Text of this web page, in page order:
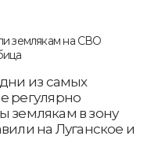
из самых
регулярно
землякам в зону
на Луганское и